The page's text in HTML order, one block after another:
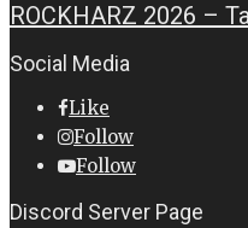
ROCKHARZ 2026 –
Social Media
Like
Follow
Follow
Discord Server Page